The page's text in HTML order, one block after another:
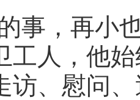
事，再小
工人，他
访、慰问